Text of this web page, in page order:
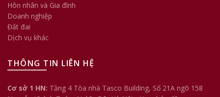
Hôn nhân và Gia đình
Doanh nghiệp
Đất đai
Dịch vụ khác
THÔNG TIN LIÊN HỆ
Cơ sở 1 HN: Tầng 4 Tòa nhà Tasco Building, Số 21A ngõ 158